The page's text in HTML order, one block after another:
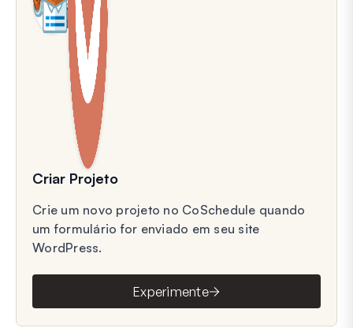
Criar Projeto
Crie um novo projeto no CoSchedule quando
um formulário for enviado em seu site
WordPress.
Experimente